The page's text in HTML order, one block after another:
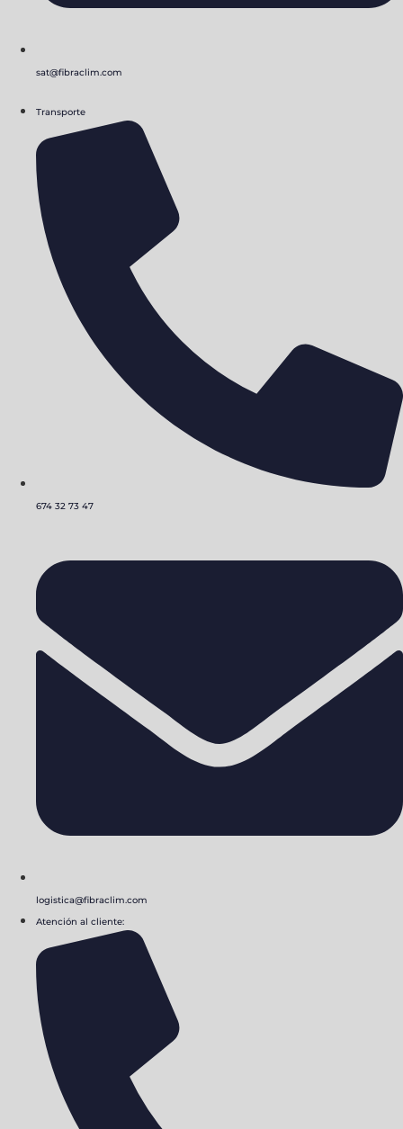
sat@fibraclim.com
Transporte
674 32 73 47
logistica@fibraclim.com
Atención al cliente: